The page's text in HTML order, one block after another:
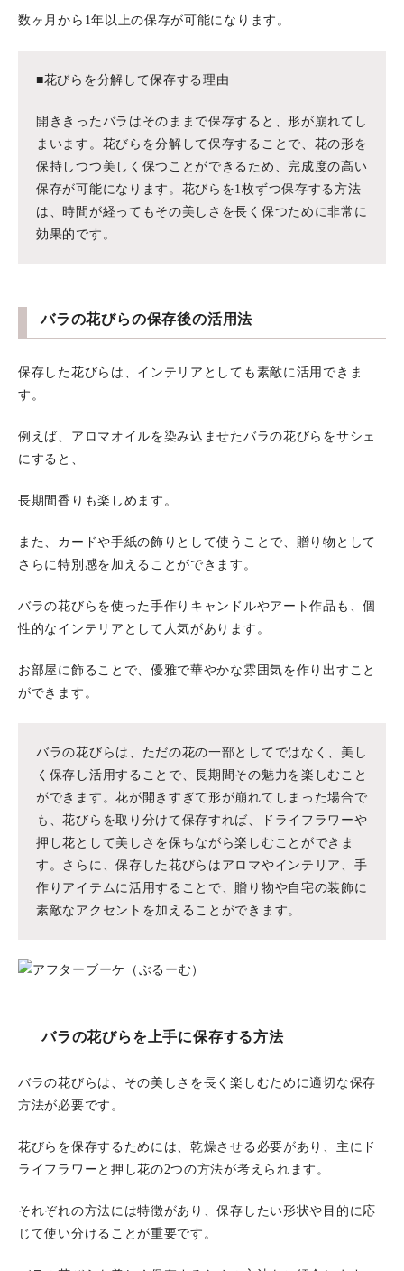
数ヶ月から1年以上の保存が可能になります。
■花びらを分解して保存する理由
開ききったバラはそのままで保存すると、形が崩れてし
まいます。花びらを分解して保存することで、花の形を
保持しつつ美しく保つことができるため、完成度の高い
保存が可能になります。花びらを1枚ずつ保存する方法
は、時間が経ってもその美しさを長く保つために非常に
効果的です。
バラの花びらの保存後の活用法
保存した花びらは、インテリアとしても素敵に活用できま
す。
例えば、アロマオイルを染み込ませたバラの花びらをサシェ
にすると、
長期間香りも楽しめます。
また、カードや手紙の飾りとして使うことで、贈り物として
さらに特別感を加えることができます。
バラの花びらを使った手作りキャンドルやアート作品も、個
性的なインテリアとして人気があります。
お部屋に飾ることで、優雅で華やかな雰囲気を作り出すこと
ができます。
バラの花びらは、ただの花の一部としてではなく、美し
く保存し活用することで、長期間その魅力を楽しむこと
ができます。花が開きすぎて形が崩れてしまった場合で
も、花びらを取り分けて保存すれば、ドライフラワーや
押し花として美しさを保ちながら楽しむことができま
す。さらに、保存した花びらはアロマやインテリア、手
作りアイテムに活用することで、贈り物や自宅の装飾に
素敵なアクセントを加えることができます。
バラの花びらを上手に保存する方法
バラの花びらは、その美しさを長く楽しむために適切な保存
方法が必要です。
花びらを保存するためには、乾燥させる必要があり、主にド
ライフラワーと押し花の2つの方法が考えられます。
それぞれの方法には特徴があり、保存したい形状や目的に応
じて使い分けることが重要です。